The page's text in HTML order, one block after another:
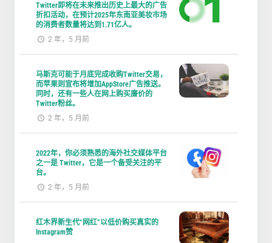
Twitter即将在未来推出历史上最大的广告
折扣活动，在预计2025年东南亚美妆市场
的消费者数量将达到1.71亿人。
2 年，5 月前
马斯克可能于月底完成收购Twitter交易，
而苹果则宣布将增加AppStore广告推送。
同时，还有一些人在网上购买廉价的
Twitter粉丝。
2 年，5 月前
2022年，你必须熟悉的海外社交媒体平台
之一是 Twitter，它是一个备受关注的平
台。
2 年，5 月前
红木界新生代“网红”以低价购买真实的
Instagram赞